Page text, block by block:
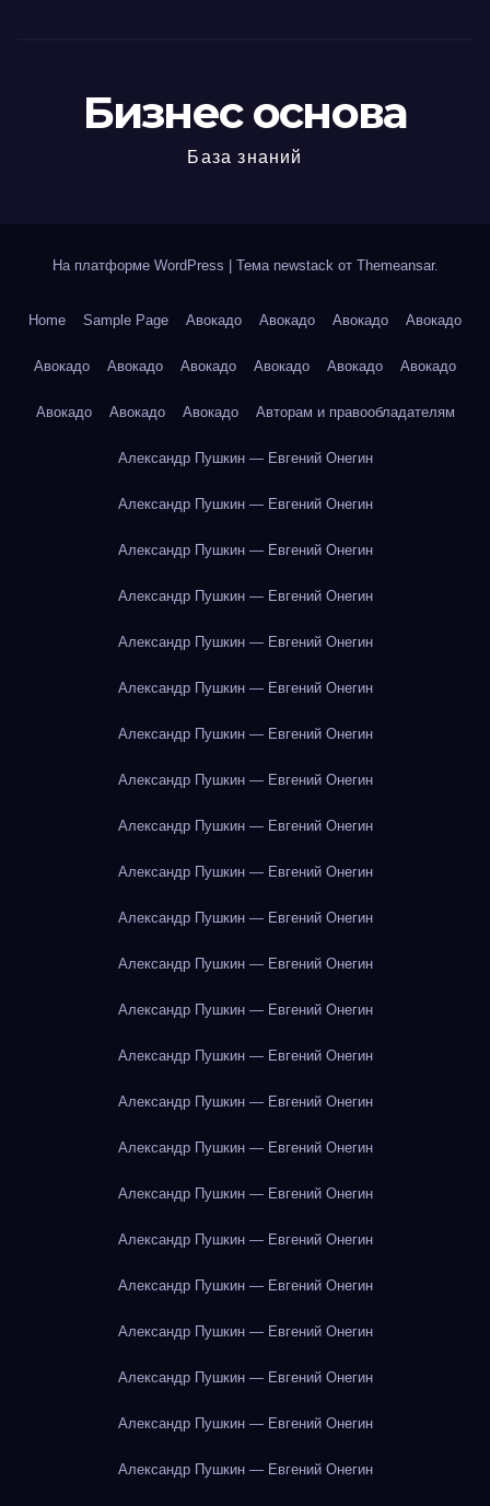
Бизнес основа
База знаний
На платформе WordPress Тема newstack от Themeansar.
Home Sample Page Авокадо Авокадо Авокадо Авокадо
Авокадо Авокадо Авокадо Авокадо Авокадо Авокадо
Авокадо Авокадо Авокадо Авторам и правообладателям
Александр Пушкин — Евгений Онегин
Александр Пушкин — Евгений Онегин
Александр Пушкин — Евгений Онегин
Александр Пушкин — Евгений Онегин
Александр Пушкин — Евгений Онегин
Александр Пушкин — Евгений Онегин
Александр Пушкин — Евгений Онегин
Александр Пушкин — Евгений Онегин
Александр Пушкин — Евгений Онегин
Александр Пушкин — Евгений Онегин
Александр Пушкин — Евгений Онегин
Александр Пушкин — Евгений Онегин
Александр Пушкин — Евгений Онегин
Александр Пушкин — Евгений Онегин
Александр Пушкин — Евгений Онегин
Александр Пушкин — Евгений Онегин
Александр Пушкин — Евгений Онегин
Александр Пушкин — Евгений Онегин
Александр Пушкин — Евгений Онегин
Александр Пушкин — Евгений Онегин
Александр Пушкин — Евгений Онегин
Александр Пушкин — Евгений Онегин
Александр Пушкин — Евгений Онегин